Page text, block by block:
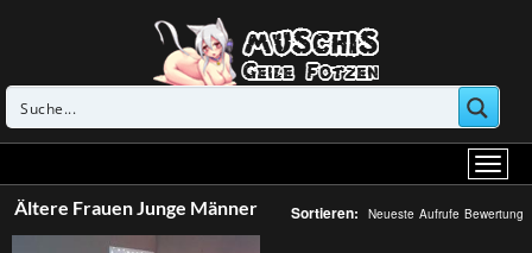
Ältere Frauen Junge Männer Sortieren: Neueste Aufrufe Bewertung